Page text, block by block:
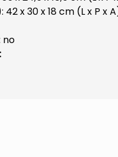
x 30 x 18 cm (L x P x
no